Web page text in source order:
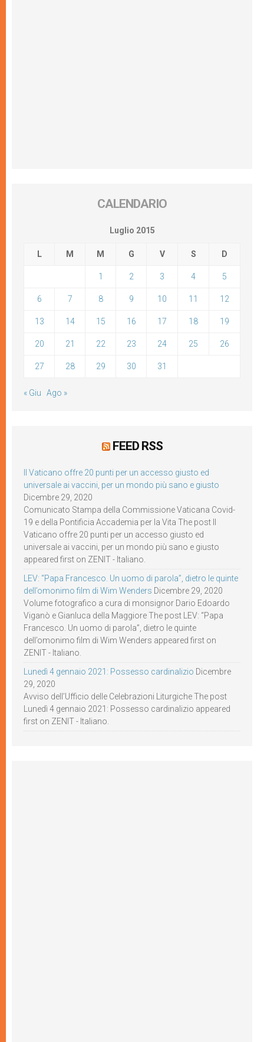
CALENDARIO
Luglio 2015
L M M G V S D
1 2 3 4 5
6 7 8 9 10 11 12
13 14 15 16 17 18 19
20 21 22 23 24 25 26
27 28 29 30 31
« Giu Ago »
FEED RSS
Il Vaticano offre 20 punti per un accesso giusto ed
universale ai vaccini, per un mondo più sano e giusto
Dicembre 29, 2020
Comunicato Stampa della Commissione Vaticana Covid-
19 e della Pontificia Accademia per la Vita The post Il
Vaticano offre 20 punti per un accesso giusto ed
universale ai vaccini, per un mondo più sano e giusto
appeared first on ZENIT - Italiano.
LEV: “Papa Francesco. Un uomo di parola”, dietro le quinte
dell’omonimo film di Wim Wenders Dicembre 29, 2020
Volume fotografico a cura di monsignor Dario Edoardo
Viganò e Gianluca della Maggiore The post LEV: “Papa
Francesco. Un uomo di parola”, dietro le quinte
dell’omonimo film di Wim Wenders appeared first on
ZENIT - Italiano.
Lunedì 4 gennaio 2021: Possesso cardinalizio Dicembre
29, 2020
Avviso dell’Ufficio delle Celebrazioni Liturgiche The post
Lunedì 4 gennaio 2021: Possesso cardinalizio appeared
first on ZENIT - Italiano.